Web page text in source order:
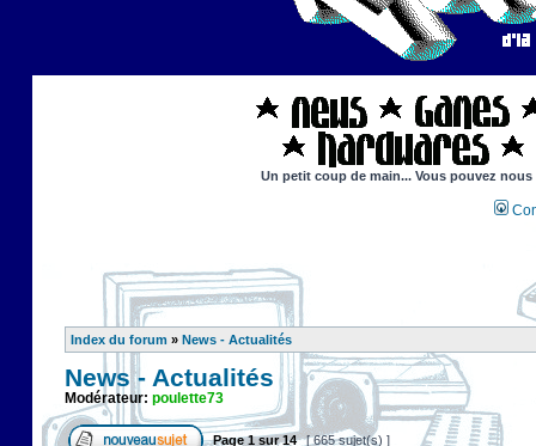
Un petit coup de main... Vous pouvez
Index du forum » News - Actualités
News - Actualités
Modérateur: poulette73
Page1sur14 [ 665 sujet(s) ]